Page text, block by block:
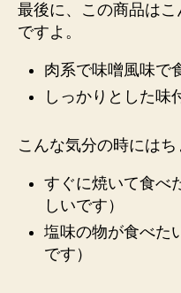
最後に、この商品は
ですよ。
肉系で味噌風味で
しっかりとした味
こんな気分の時にはち
すぐに焼いて食べ
しいです）
塩味の物が食べた
です）